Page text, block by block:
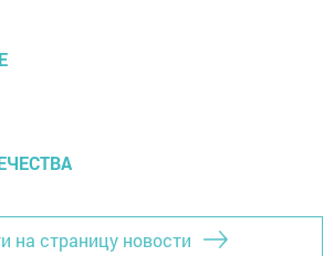
на страницу новости